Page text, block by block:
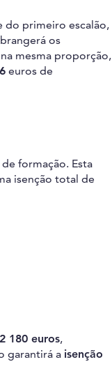
do primeiro escalão,
os
mesma proporção,
euros de
formação. Esta
isenção total de
180 euros,
garantirá a isenção